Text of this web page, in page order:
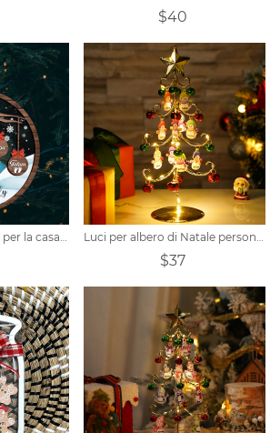
$40
Decorazioni natalizie per la casa personalizzate Luci per albero di Natale personalizzate con pupazzo di neve e famiglia
$37